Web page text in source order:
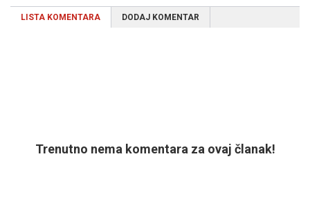
LISTA KOMENTARA DODAJ KOMENTAR
Trenutno nema komentara za ovaj članak!